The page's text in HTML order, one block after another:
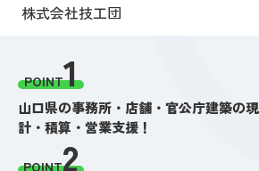
株式会社技工団
POINT1
山口県の事務所・店舗・官公庁建築の
計・積算・営業支援！
POINT2